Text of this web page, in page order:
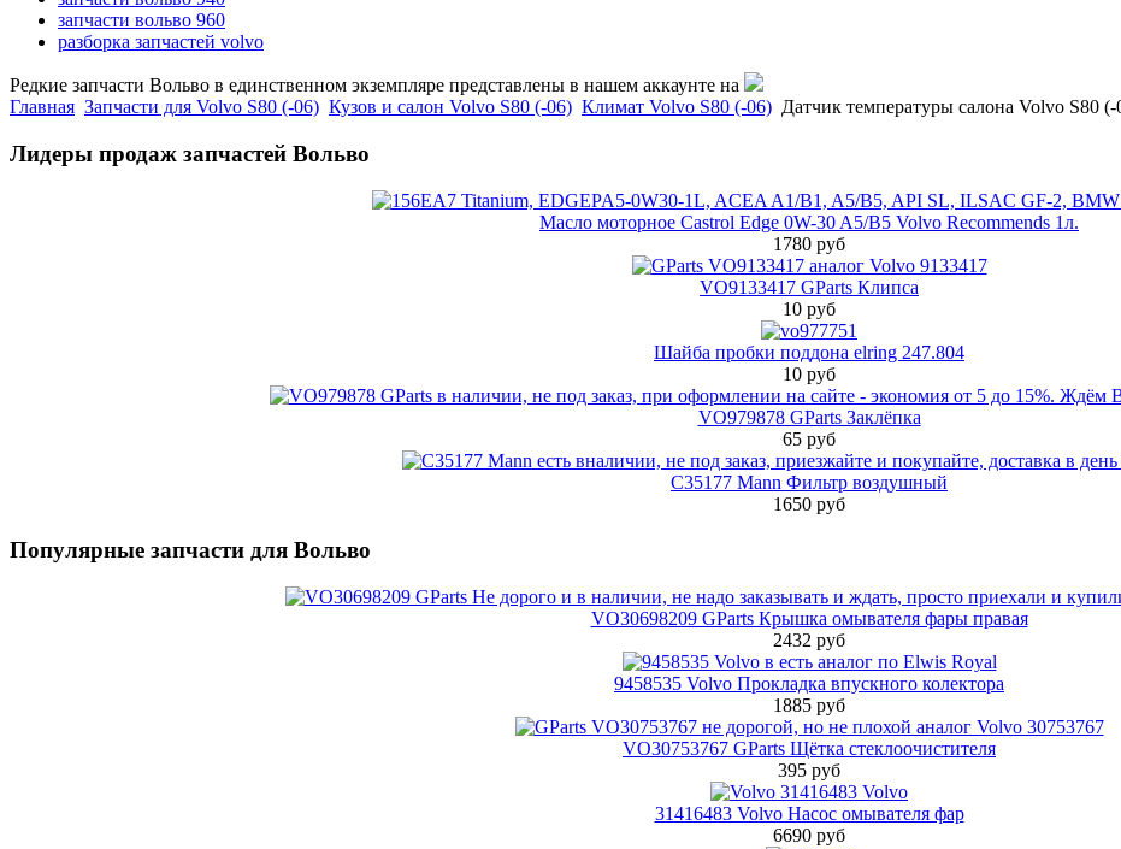
запчасти вольво 960
разборка запчастей volvo
Редкие запчасти Вольво в единственном экземпляре представлены в нашем аккаунте на
Главная Запчасти для Volvo S80 (-06) Кузов и салон Volvo S80 (-06) Климат Volvo S80 (-06) Датчик температуры салона Volvo S80 (-
Лидеры продаж запчастей Вольво
Масло моторное Castrol Edge 0W-30 A5/B5 Volvo Recommends 1л.
1780 руб
VO9133417 GParts Клипса
10 руб
Шайба пробки поддона elring 247.804
10 руб
VO979878 GParts Заклёпка
65 руб
C35177 Mann Фильтр воздушный
1650 руб
Популярные запчасти для Вольво
VO30698209 GParts Крышка омывателя фары правая
2432 руб
9458535 Volvo Прокладка впускного колектора
1885 руб
VO30753767 GParts Щётка стеклоочистителя
395 руб
31416483 Volvo Насос омывателя фар
6690 руб